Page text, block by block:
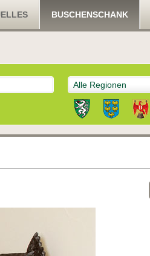
BUSCHENSCHANK
Alle Regionen